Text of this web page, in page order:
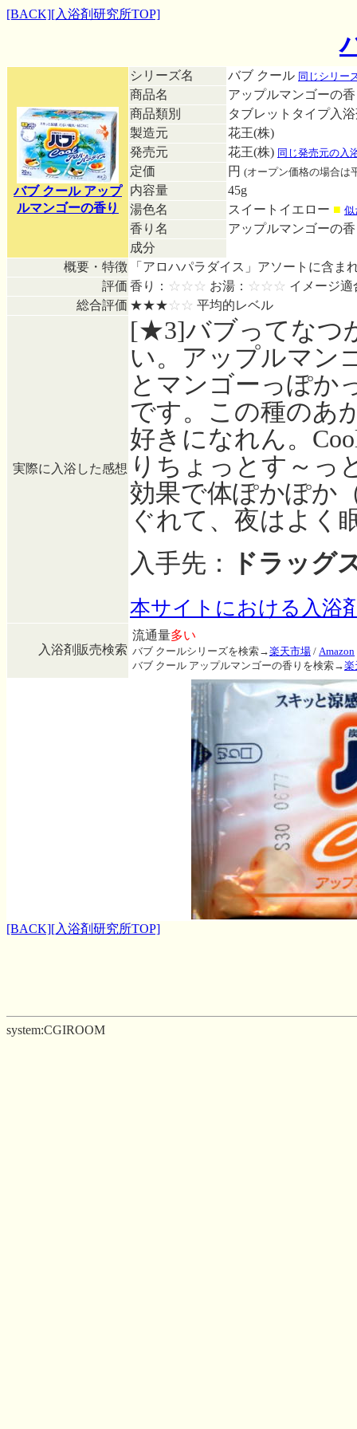
[BACK][入浴剤研究所TOP]
バブ クール アップ
ルマンゴーの香り
シリーズ名 バブ クール 同じシリー
商品名
アップルマンゴーの
商品類別
タブレットタイプ入
製造元
花王(株)
発売元
花王(株) 同じ発売元の入
定価 円 (オープン価格の場合は
内容量
45g
湯色名
スイートイエロー ■ 似
香り名
アップルマンゴーの
成分
概要・特徴
「アロハパラダイス」アソートに含ま
評価 香り： ☆☆☆ お湯： ☆☆☆ イメージ適
総合評価 ★★★☆☆ 平均的レベル
実際に入浴した感想
[★3]バブってなつ
い。アップルマン
とマンゴーっぽか
です。この種のあ
好きになれん。
りちょっとす～っ
効果で体ぽかぽか
ぐれて、夜はよく
入手先：
ドラッグ
本サイトにおける入浴
入浴剤販売検索
流通量多い
バブ クールシリーズを検索→楽天市場 / Amazon
バブ クール アップルマンゴーの香りを検索→楽
[BACK][入浴剤研究所TOP]
system:CGIROOM